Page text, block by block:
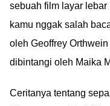
sebuah film layar lebar
kamu nggak salah
oleh Geoffrey
dibintangi oleh Maika
Ceritanya tentang